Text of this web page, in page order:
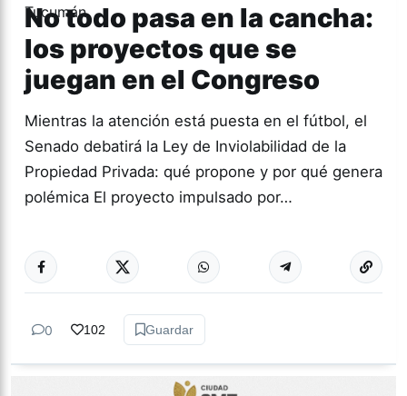
No todo pasa en la cancha:
los proyectos que se
juegan en el Congreso
Mientras la atención está puesta en el fútbol, el
Senado debatirá la Ley de Inviolabilidad de la
Propiedad Privada: qué propone y por qué genera
polémica El proyecto impulsado por…
ACTUALIDAD Más
0 102 Guardar